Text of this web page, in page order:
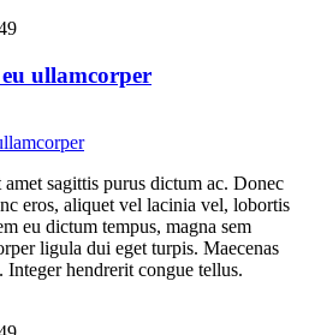
ullamcorper
sagittis purus dictum ac. Donec
eros, aliquet vel lacinia vel, lobortis
eu dictum tempus, magna sem
ligula dui eget turpis. Maecenas
hendrerit congue tellus.